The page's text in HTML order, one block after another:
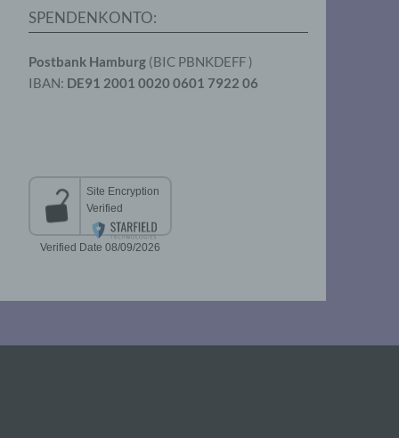
SPENDENKONTO:
Postbank Hamburg (BIC PBNKDEFF )
IBAN: DE91 2001 0020 0601 7922 06